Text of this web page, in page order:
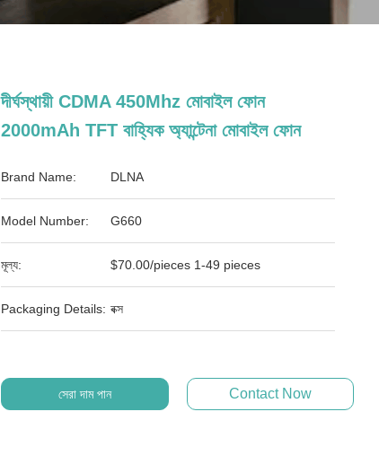
দীর্ঘস্থায়ী CDMA 450Mhz মোবাইল ফোন
2000mAh TFT বাহ্যিক অ্যান্টেনা মোবাইল ফোন
Brand Name: DLNA
Model Number: G660
মূল্য: $70.00/pieces 1-49 pieces
Packaging Details: বক্স
সেরা দাম পান Contact Now